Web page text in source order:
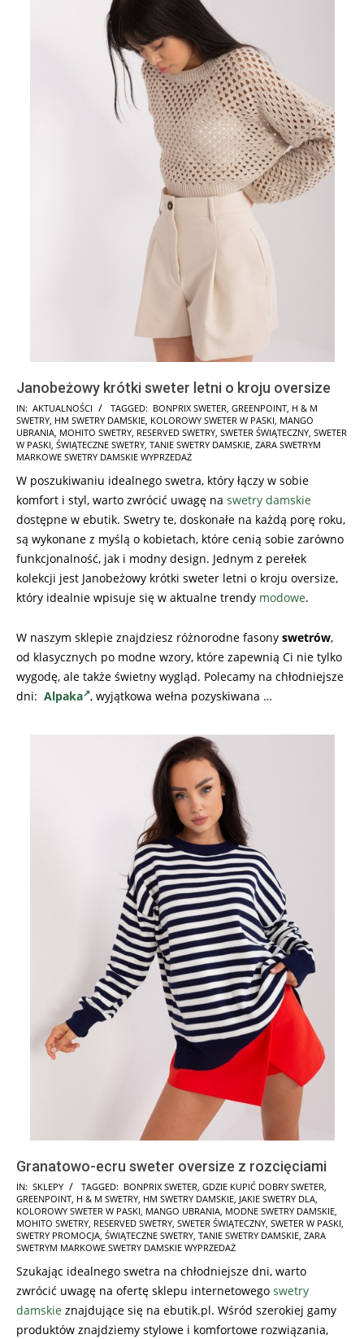
Janobeżowy krótki sweter letni o kroju oversize
2025-
11-
16
IN: AKTUALNOŚCI TAGGED: BONPRIX SWETER GREENPOINT H & M
SWETRY HM SWETRY DAMSKIE KOLOROWY SWETER W PASKI MANGO
UBRANIA MOHITO SWETRY RESERVED SWETRY SWETER ŚWIĄTECZNY SWETER
W PASKI ŚWIĄTECZNE SWETRY TANIE SWETRY DAMSKIE ZARA SWETRYM
MARKOWE SWETRY DAMSKIE WYPRZEDAŻ
W poszukiwaniu idealnego swetra, który łączy w sobie
komfort i styl, warto zwrócić uwagę na swetry damskie
dostępne w ebutik. Swetry te, doskonałe na każdą porę roku,
są wykonane z myślą o kobietach, które cenią sobie zarówno
funkcjonalność, jak i modny design. Jednym z perełek
kolekcji jest Janobeżowy krótki sweter letni o kroju oversize,
który idealnie wpisuje się w aktualne trendy modowe.
W naszym sklepie znajdziesz różnorodne fasony swetrów,
od klasycznych po modne wzory, które zapewnią Ci nie tylko
wygodę, ale także świetny wygląd. Polecamy na chłodniejsze
dni: Alpaka , wyjątkowa wełna pozyskiwana …
Granatowo-ecru sweter oversize z rozcięciami
2025-
11-
10
IN: SKLEPY TAGGED: BONPRIX SWETER, GDZIE KUPIĆ DOBRY SWETER,
GREENPOINT, H & M SWETRY, HM SWETRY DAMSKIE, JAKIE SWETRY DLA,
KOLOROWY SWETER W PASKI, MANGO UBRANIA, MODNE SWETRY DAMSKIE,
MOHITO SWETRY, RESERVED SWETRY, SWETER ŚWIĄTECZNY, SWETER W PASKI,
SWETRY PROMOCJA, ŚWIĄTECZNE SWETRY, TANIE SWETRY DAMSKIE, ZARA
SWETRYM MARKOWE SWETRY DAMSKIE WYPRZEDAŻ
Szukając idealnego swetra na chłodniejsze dni, warto
zwrócić uwagę na ofertę sklepu internetowego swetry
damskie znajdujące się na ebutik.pl. Wśród szerokiej gamy
produktów znajdziemy stylowe i komfortowe rozwiązania,